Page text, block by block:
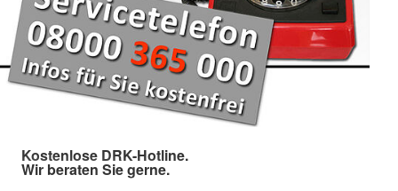
Kostenlose DRK-Hotline.
Wir beraten Sie gerne.